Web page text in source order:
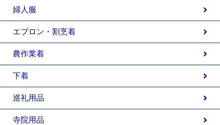
婦人服
エプロン・割烹着
農作業着
下着
巡礼用品
寺院用品